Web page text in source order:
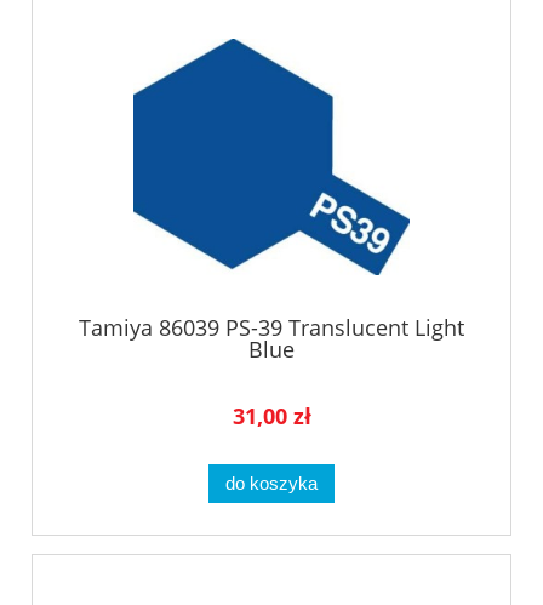
Tamiya 86039 PS-39 Translucent Light
Blue
31,00 zł
do koszyka